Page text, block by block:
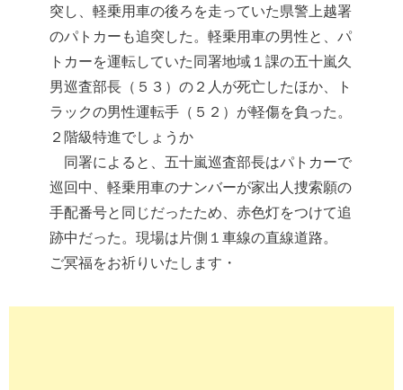
突し、軽乗用車の後ろを走っていた県警上越署
のパトカーも追突した。軽乗用車の男性と、パ
トカーを運転していた同署地域１課の五十嵐久
男巡査部長（５３）の２人が死亡したほか、ト
ラックの男性運転手（５２）が軽傷を負った。
２階級特進でしょうか
同署によると、五十嵐巡査部長はパトカーで
巡回中、軽乗用車のナンバーが家出人捜索願の
手配番号と同じだったため、赤色灯をつけて追
跡中だった。現場は片側１車線の直線道路。
ご冥福をお祈りいたします・